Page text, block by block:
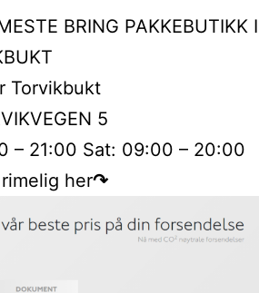
BRING PAKKEBUTIKK I
Torvikbukt
5
– 21:00 Sat: 09:00 – 20:00
her↷